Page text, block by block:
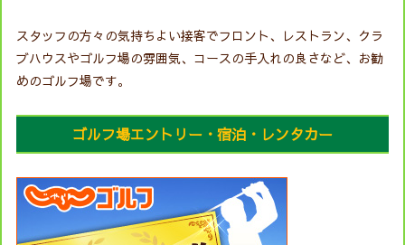
スタッフの方々の気持ちよい接客でフロント、レストラン、クラ
ブハウスやゴルフ場の雰囲気、コースの手入れの良さなど、お勧
めのゴルフ場です。
ゴルフ場エントリー・宿泊・レンタカー